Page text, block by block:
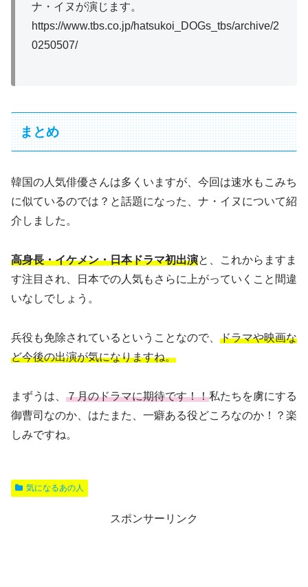
ナ・イヌが演じます。
https://www.tbs.co.jp/hatsukoi_DOGs_tbs/archive/2
0250507/
まとめ
韓国の人気俳優さんは多くいますが、今回は速水もこみち
に似ているのでは？と話題になった、ナ・イヌについて紹
介しました。
高身長・イケメン・日本ドラマ初出演と、これからますま
す注目され、日本での人気もさらに上がっていくこと間違
いなしでしょう。
兵役も免除されているということなので、 ドラマや映画な
ど今後の出演が気になりますね。
まずうは、 ７月のドラマに期待です！！私たちを虜にする
御曹司なのか、はたまた、一癖ある役どころなのか！？楽
しみですね。
気になるあの人
スポンサーリンク